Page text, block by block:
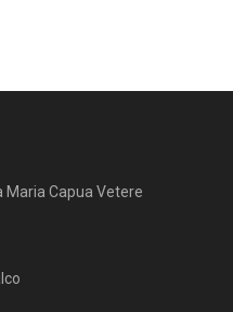
Capua Vetere